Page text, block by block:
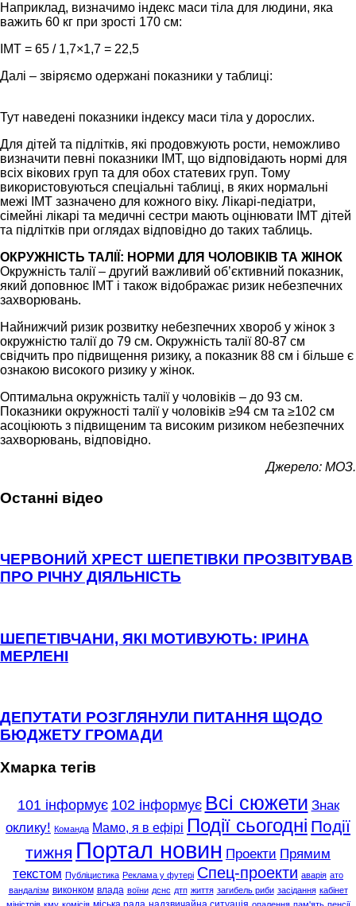
Наприклад, визначимо індекс маси тіла для людини, яка
важить 60 кг при зрості 170 см:
ІМТ = 65 / 1,7×1,7 = 22,5
Далі – звіряємо одержані показники у таблиці:
Тут наведені показники індексу маси тіла у дорослих.
Для дітей та підлітків, які продовжують рости, неможливо
визначити певні показники ІМТ, що відповідають нормі для
всіх вікових груп та для обох статевих груп. Тому
використовуються спеціальні таблиці, в яких нормальні
межі ІМТ зазначено для кожного віку. Лікарі-педіатри,
сімейні лікарі та медичні сестри мають оцінювати ІМТ дітей
та підлітків при оглядах відповідно до таких таблиць.
ОКРУЖНІСТЬ ТАЛІЇ: НОРМИ ДЛЯ ЧОЛОВІКІВ ТА ЖІНОК
Окружність талії – другий важливий об’єктивний показник,
який доповнює ІМТ і також відображає ризик небезпечних
захворювань.
Найнижчий ризик розвитку небезпечних хвороб у жінок з
окружністю талії до 79 см. Окружність талії 80-87 см
свідчить про підвищення ризику, а показник 88 см і більше є
ознакою високого ризику у жінок.
Оптимальна окружність талії у чоловіків – до 93 см.
Показники окружності талії у чоловіків ≥94 см та ≥102 см
асоціюють з підвищеним та високим ризиком небезпечних
захворювань, відповідно.
Джерело: МОЗ.
Останні відео
ЧЕРВОНИЙ ХРЕСТ ШЕПЕТІВКИ ПРОЗВІТУВАВ
ПРО РІЧНУ ДІЯЛЬНІСТЬ
ШЕПЕТІВЧАНИ, ЯКІ МОТИВУЮТЬ: ІРИНА
МЕРЛЕНІ
ДЕПУТАТИ РОЗГЛЯНУЛИ ПИТАННЯ ЩОДО
БЮДЖЕТУ ГРОМАДИ
Хмарка тегів
101 інформує 102 інформує Всі сюжети Знак
оклику! Команда Мамо, я в ефірі Події сьогодні Події
тижня Портал новин Проекти Прямим
текстом Публіцистика Реклама у футері Спец-проекти аварія ато
вандалізм виконком влада воїни дснс дтп життя загибель риби засідання кабінет
міська рада